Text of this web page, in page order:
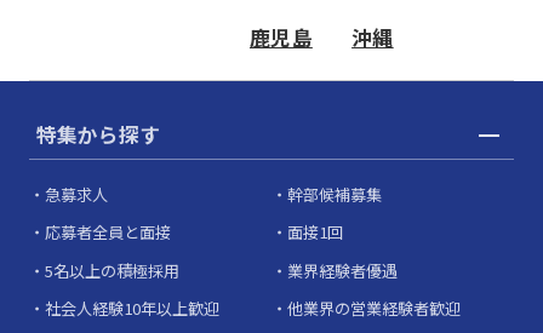
鹿児島 沖縄
特集から探す
急募求人
幹部候補募集
応募者全員と面接
面接1回
5名以上の積極採用
業界経験者優遇
社会人経験10年以上歓迎
他業界の営業経験者歓迎